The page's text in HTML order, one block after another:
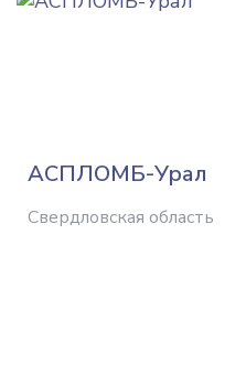
АСПЛОМБ-Урал
Свердловская область